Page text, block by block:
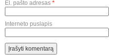
El. pašto adresas *
Interneto puslapis